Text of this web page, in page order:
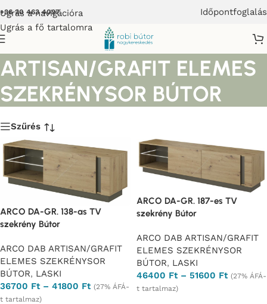
Ugrás a navigációra
Ugrás a fő tartalomra
+36 20 463 4097 Időpontfoglalás
ARCO DAB
ARTISAN/GRAFIT ELEMES
SZEKRÉNYSOR BÚTOR
Szűrés
ARCO DA-GR. 138-as TV
szekrény Bútor
ARCO DAB ARTISAN/GRAFIT
ELEMES SZEKRÉNYSOR
BÚTOR, LASKI
36700 Ft – 41800 Ft (27% ÁFÁ-
t tartalmaz)
ARCO DA-GR. 187-es TV
szekrény Bútor
ARCO DAB ARTISAN/GRAFIT
ELEMES SZEKRÉNYSOR
BÚTOR, LASKI
46400 Ft – 51600 Ft (27% ÁFÁ-
t tartalmaz)